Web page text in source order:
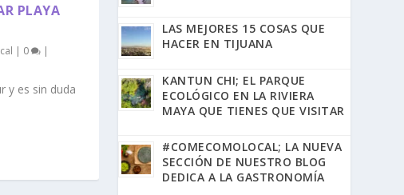
PLAYA
| 0 |
y es sin duda
LAS MEJORES 15 COSAS QUE
HACER EN TIJUANA
KANTUN CHI; EL PARQUE
ECOLÓGICO EN LA RIVIERA
MAYA QUE TIENES QUE VISITAR
#COMECOMOLOCAL; LA NUEVA
SECCIÓN DE NUESTRO BLOG
DEDICA A LA GASTRONOMÍA